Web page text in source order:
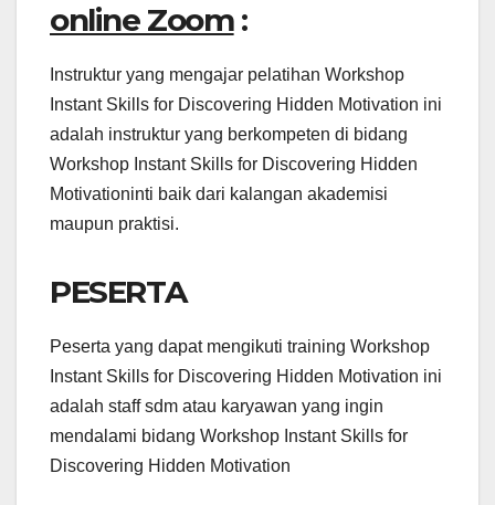
online Zoom:
Instruktur yang mengajar pelatihan Workshop
Instant Skills for Discovering Hidden Motivation ini
adalah instruktur yang berkompeten di bidang
Workshop Instant Skills for Discovering Hidden
Motivationinti baik dari kalangan akademisi
maupun praktisi.
PESERTA
Peserta yang dapat mengikuti training Workshop
Instant Skills for Discovering Hidden Motivation ini
adalah staff sdm atau karyawan yang ingin
mendalami bidang Workshop Instant Skills for
Discovering Hidden Motivation